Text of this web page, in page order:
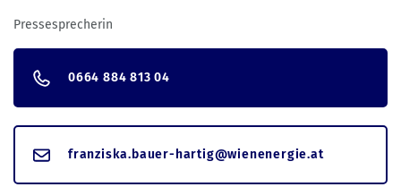
Pressesprecherin
0664 884 813 04
franziska.bauer-hartig@wienenergie.at